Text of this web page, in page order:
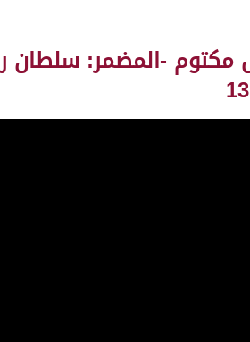
مكتوم -المضمر: